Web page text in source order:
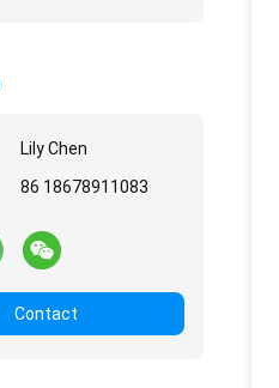
Lily Chen
86 18678911083
Contact